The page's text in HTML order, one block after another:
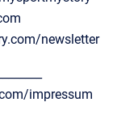
newsletter
impressum